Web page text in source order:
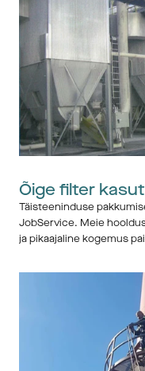
Õige filter
Täisteeninduse
JobService. Meie
ja pikaajaline kogemus